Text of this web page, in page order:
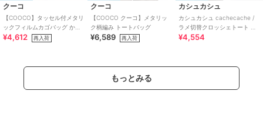
クーコ
【COOCO】タッセル付メタリ
ックフィルムカゴバッグ かご
バッグ 2026新作
¥4,612 再入荷
クーコ
【COOCO クーコ】メタリッ
ク柄編み トートバッグ
¥6,589 再入荷
カシュカシュ
カシュカシュ cachecache /
ラメ切替クロッシェトート カ
ゴバッグ
¥4,554
もっとみる